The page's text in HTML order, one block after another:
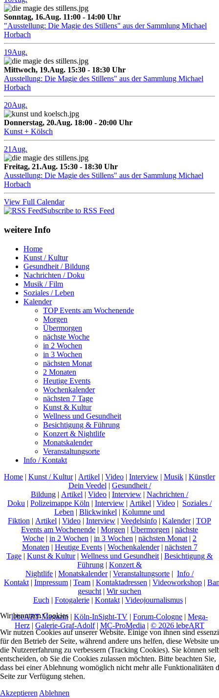
Sonntag, 16.Aug. 11:00 - 14:00 Uhr
"Ausstellung: Die Magie des Stillens" aus der Sammlung Michael
Horbach
19Aug.
Mittwoch, 19.Aug. 15:30 - 18:30 Uhr
Ausstellung: Die Magie des Stillens" aus der Sammlung Michael
Horbach
20Aug.
Donnerstag, 20.Aug. 18:00 - 20:00 Uhr
Kunst + Kölsch
21 Aug.
Freitag, 21.Aug. 15:30 - 18:30 Uhr
Ausstellung: Die Magie des Stillens" aus der Sammlung Michael
Horbach
View Full Calendar
Subscribe to RSS Feed
weitere Info
Home
Kunst / Kultur
Gesundheit / Bildung
Nachrichten / Doku
Musik / Film
Soziales / Leben
Kalender
TOP Events am Wochenende
Morgen
Übermorgen
nächste Woche
in 2 Wochen
in 3 Wochen
nächsten Monat
2 Monaten
Heutige Events
Wochenkalender
nächsten 7 Tage
Kunst & Kultur
Wellness und Gesundheit
Besichtigung & Führung
Konzert & Nightlife
Monatskalender
Veranstaltungsorte
Info / Kontakt
Home | Kunst / Kultur| Artikel | Video | Interview | Musik | Künstler
Dein Veedel | Gesundheit /
Bildung | Artikel | Video | Interview | Nachrichten /
Doku | Polizeimappe Köln | Interview | Artikel | Video | Soziales /
Leben | Blickwinkel | Kolumne und
Fiktion | Artikel | Video | Interview | Veedelsinfo | Kalender| TOP
Events am Wochenende | Morgen | Übermorgen | nächste
Woche | in 2 Wochen | in 3 Wochen | nächsten Monat | 2
Monaten | Heutige Events| Wochenkalender| nächsten 7
Tage | Kunst & Kultur| Wellness und Gesundheit | Besichtigung &
Führung | Konzert &
Nightlife | Monatskalender| Veranstaltungsorte | Info /
Kontakt | Impressum | Team | Kontaktadressen | Videoworkshop |
gesucht | Wir suchen
Euch | Fotogalerie| Kontakt| Videojournalismus|
lebeART-Magazin | Köln-InSight-TV | Forum-Cologne | Mega-
Herz | Galerie-Graf-Adolf| MC-ProMedia | © 2026 lebeART
Wir benutzen Cookies
Wir nutzen Cookies auf unserer Website. Einige von ihnen sind
für den Betrieb der Seite, während andere uns helfen, diese Website
die Nutzererfahrung zu verbessern (Tracking Cookies). Sie können
entscheiden, ob Sie die Cookies zulassen möchten. Bitte beachten Sie,
dass bei einer Ablehnung womöglich nicht mehr alle Funktionalitäten
Seite zur Verfügung stehen.
Akzeptieren Ablehnen